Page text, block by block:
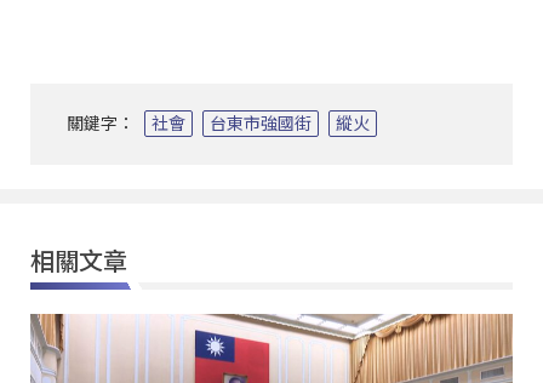
關鍵字： 社會 台東市強國街 縱火
相關文章